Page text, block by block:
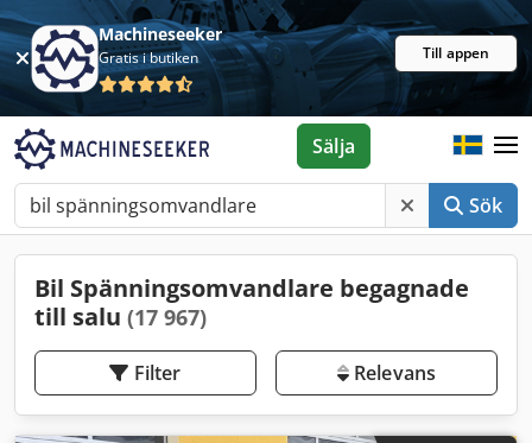
Machineseeker
Gratis i butiken Till appen
Sök
Sälja
Bil Spänningsomvandlare begagnade
till salu (17 967)
Filter Relevans